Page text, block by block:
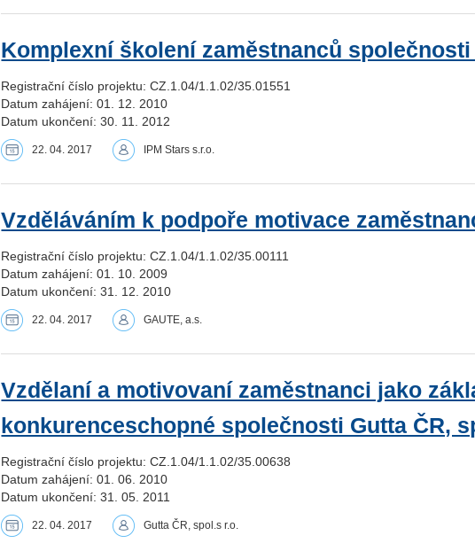
Komplexní školení zaměstnanců společnosti
Registrační číslo projektu: CZ.1.04/1.1.02/35.01551
Datum zahájení: 01. 12. 2010
Datum ukončení: 30. 11. 2012
22. 04. 2017 IPM Stars s.r.o.
Vzděláváním k podpoře motivace
Registrační číslo projektu: CZ.1.04/1.1.02/35.00111
Datum zahájení: 01. 10. 2009
Datum ukončení: 31. 12. 2010
22. 04. 2017 GAUTE, a.s.
Vzdělaní a motivovaní zaměstnanci jako
konkurenceschopné společnosti Gutta ČR,
Registrační číslo projektu: CZ.1.04/1.1.02/35.00638
Datum zahájení: 01. 06. 2010
Datum ukončení: 31. 05. 2011
22. 04. 2017 Gutta ČR, spol.s r.o.